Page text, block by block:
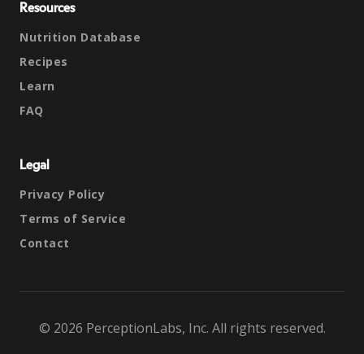
Resources
Nutrition Database
Recipes
Learn
FAQ
Legal
Privacy Policy
Terms of Service
Contact
© 2026 PerceptionLabs, Inc. All rights reserved.